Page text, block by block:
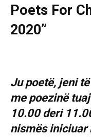
Poets For
2020”
Ju poetë, jeni
me poezinë
10.00 deri
nismës iniciuar